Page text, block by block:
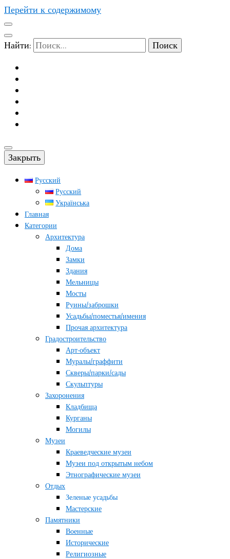
Перейти к содержимому
Найти:
Закрыть
Русский
Русский
Українська
Главная
Категории
Архитектура
Дома
Замки
Здания
Мельницы
Мосты
Руины/заброшки
Усадьбы/поместья/имения
Прочая архитектура
Градостроительство
Арт-объект
Муралы/граффити
Скверы/парки/сады
Скульптуры
Захоронения
Кладбища
Курганы
Могилы
Музеи
Краеведческие музеи
Музеи под открытым небом
Этнографические музеи
Отдых
Зеленые усадьбы
Мастерские
Памятники
Военные
Исторические
Религиозные